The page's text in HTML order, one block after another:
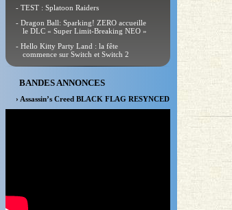
- TEST : Splatoon Raiders
- Dragon Ball: Sparking! ZERO accueille
le DLC « Super Limit-Breaking NEO »
- Hello Kitty Party Land : la fête
commence sur Switch et Switch 2
BANDES ANNONCES
› Assassin’s Creed BLACK FLAG RESYNCED